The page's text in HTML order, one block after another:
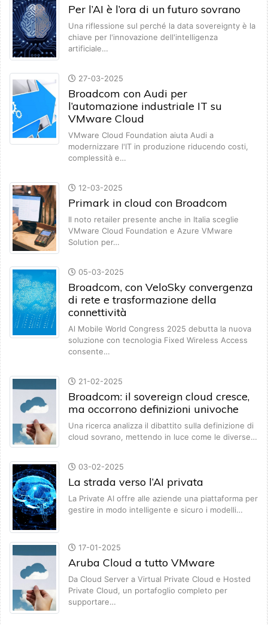
Per l’AI è l’ora di un futuro sovrano
Una riflessione sul perché la data sovereignty è la
chiave per l'innovazione dell'intelligenza
artificiale…
27-03-2025
Broadcom con Audi per
l’automazione industriale IT su
VMware Cloud
VMware Cloud Foundation aiuta Audi a
modernizzare l'IT in produzione riducendo costi,
complessità e…
12-03-2025
Primark in cloud con Broadcom
Il noto retailer presente anche in Italia sceglie
VMware Cloud Foundation e Azure VMware
Solution per…
05-03-2025
Broadcom, con VeloSky convergenza
di rete e trasformazione della
connettività
Al Mobile World Congress 2025 debutta la nuova
soluzione con tecnologia Fixed Wireless Access
consente…
21-02-2025
Broadcom: il sovereign cloud cresce,
ma occorrono definizioni univoche
Una ricerca analizza il dibattito sulla definizione di
cloud sovrano, mettendo in luce come le diverse…
03-02-2025
La strada verso l’AI privata
La Private AI offre alle aziende una piattaforma per
gestire in modo intelligente e sicuro i modelli…
17-01-2025
Aruba Cloud a tutto VMware
Da Cloud Server a Virtual Private Cloud e Hosted
Private Cloud, un portafoglio completo per
supportare…